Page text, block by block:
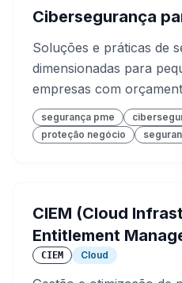
Cibersegurança
Soluções e práticas de
dimensionadas para
empresas com
segurança pme
proteção negócio
CIEM (Cloud
Entitlement
CIEM Cloud